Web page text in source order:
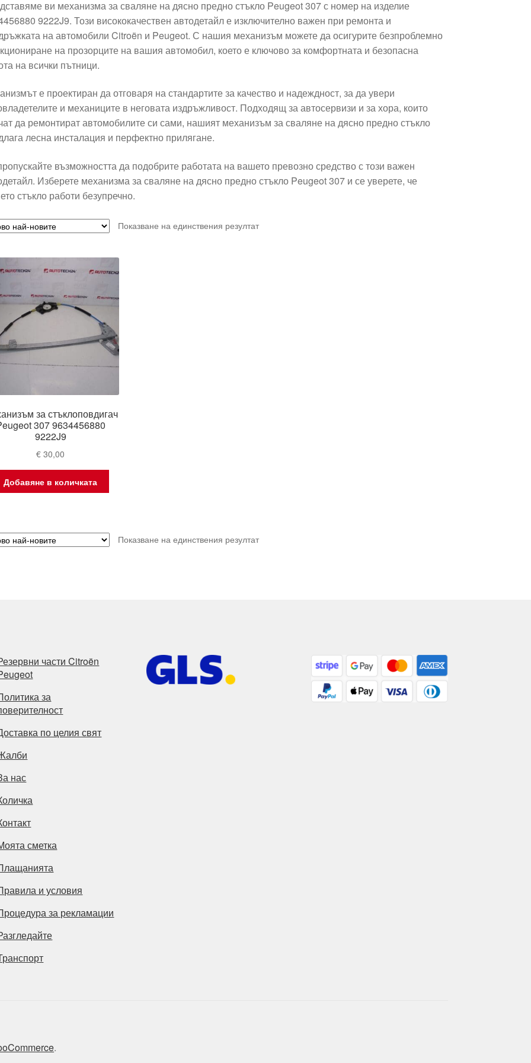
ви механизма за сваляне на дясно предно стъкло Peugeot 307 с номер на изделие
9222J9. Този висококачествен автодетайл е изключително важен при ремонта и
на автомобили Citroën и Peugeot. С нашия механизъм можете да осигурите безпроблемно
на прозорците на вашия автомобил, което е ключово за комфортната и безопасна
на всички пътници.
е проектиран да отговаря на стандартите за качество и надеждност, за да увери
и механиците в неговата издръжливост. Подходящ за автосервизи и за хора, които
да ремонтират автомобилите си сами, нашият механизъм за сваляне на дясно предно стъкло
лесна инсталация и перфектно прилягане.
възможността да подобрите работата на вашето превозно средство с този важен
Изберете механизма за сваляне на дясно предно стъкло Peugeot 307 и се уверете, че
стъкло работи безупречно.
Показване на единствения резултат
за стъклоповдигач
307 9634456880
9222J9
€ 30,00
Добавяне в количката
Показване на единствения резултат
части Citroën
за
по целия свят
нас
сметка
и условия
за рекламации
.